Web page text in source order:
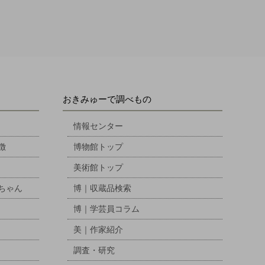
ゃん
おきみゅーで調べもの
情報センター
博物館トップ
美術館トップ
博｜収蔵品検索
博｜学芸員コラム
美｜作家紹介
調査・研究